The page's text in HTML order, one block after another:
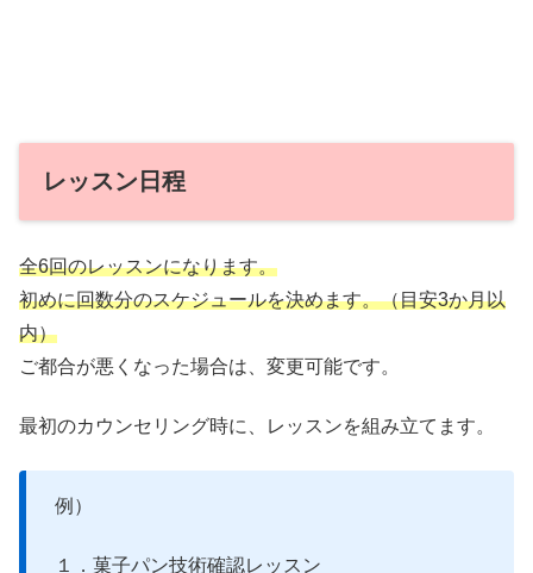
レッスン日程
全6回のレッスンになります。
初めに回数分のスケジュールを決めます。（目安3か月以
内）
ご都合が悪くなった場合は、変更可能です。
最初のカウンセリング時に、レッスンを組み立てます。
例）
１．菓子パン技術確認レッスン